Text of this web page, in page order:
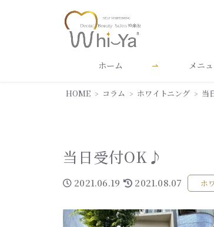
ホーム メニ
HOME コラム ホワイトニング 当
当日受付OK♪
2021.06.19 2021.08.07 ホ